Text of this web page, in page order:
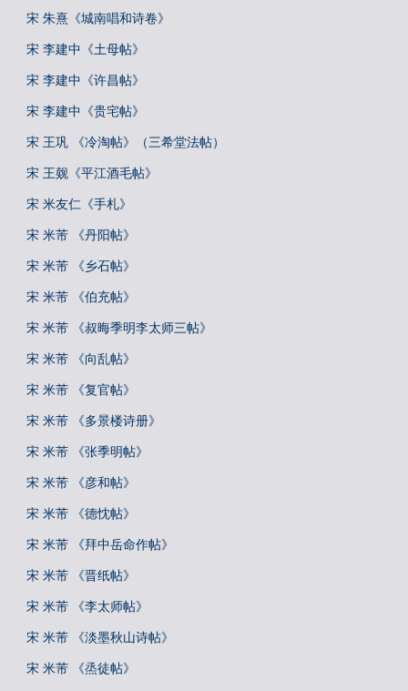
宋 朱熹《城南唱和诗卷》
宋 李建中《土母帖》
宋 李建中《许昌帖》
宋 李建中《贵宅帖》
宋 王巩 《冷淘帖》（三希堂法帖）
宋 王觌《平江酒毛帖》
宋 米友仁《手札》
宋 米芾 《丹阳帖》
宋 米芾 《乡石帖》
宋 米芾 《伯充帖》
宋 米芾 《叔晦季明李太师三帖》
宋 米芾 《向乱帖》
宋 米芾 《复官帖》
宋 米芾 《多景楼诗册》
宋 米芾 《张季明帖》
宋 米芾 《彦和帖》
宋 米芾 《德忱帖》
宋 米芾 《拜中岳命作帖》
宋 米芾 《晋纸帖》
宋 米芾 《李太师帖》
宋 米芾 《淡墨秋山诗帖》
宋 米芾 《烝徒帖》